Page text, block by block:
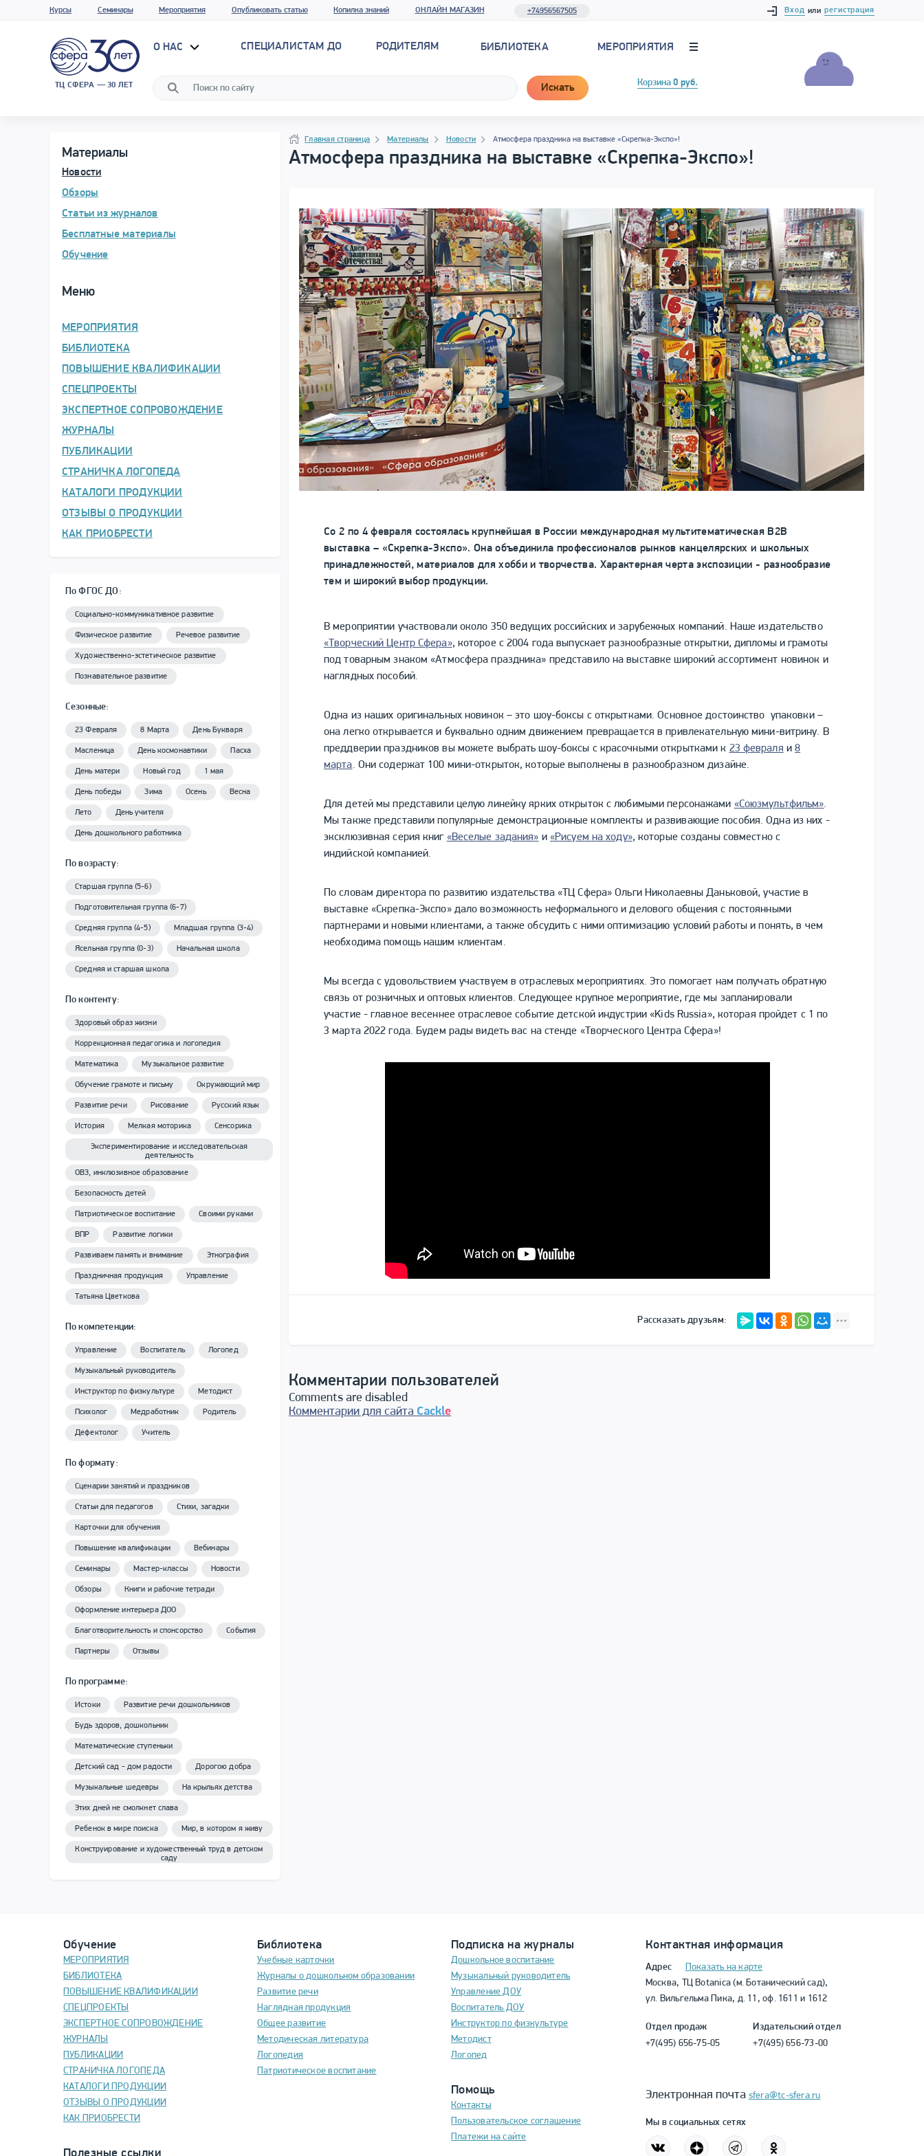
Курсы Семинары Мероприятия Опубликовать статью Копилка знаний ОНЛАЙН МАГАЗИН +74956567505 Вход или регистрация
ТЦ СФЕРА — 30 ЛЕТ
О НАС СПЕЦИАЛИСТАМ ДО РОДИТЕЛЯМ БИБЛИОТЕКА МЕРОПРИЯТИЯ
Искать Корзина 0 руб.
Материалы
Новости
Обзоры
Статьи из журналов
Бесплатные материалы
Обучение
Меню
МЕРОПРИЯТИЯ
БИБЛИОТЕКА
ПОВЫШЕНИЕ КВАЛИФИКАЦИИ
СПЕЦПРОЕКТЫ
ЭКСПЕРТНОЕ СОПРОВОЖДЕНИЕ
ЖУРНАЛЫ
ПУБЛИКАЦИИ
СТРАНИЧКА ЛОГОПЕДА
КАТАЛОГИ ПРОДУКЦИИ
ОТЗЫВЫ О ПРОДУКЦИИ
КАК ПРИОБРЕСТИ
По ФГОС ДО:
Социально-коммуникативное развитие
Физическое развитие Речевое развитие
Художественно-эстетическое развитие
Познавательное развитие
Сезонные:
23 Февраля 8 Марта День Букваря
Масленица День космонавтики Пасха
День матери Новый год 1 мая
День победы Зима Осень Весна
Лето День учителя
День дошкольного работника
По возрасту:
Старшая группа (5-6)
Подготовительная группа (6-7)
Средняя группа (4-5) Младшая группа (3-4)
Ясельная группа (0-3) Начальная школа
Средняя и старшая школа
По контенту:
Здоровый образ жизни
Коррекционная педагогика и логопедия
Математика Музыкальное развитие
Обучение грамоте и письму Окружающий мир
Развитие речи Рисование Русский язык
История Мелкая моторика Сенсорика
Экспериментирование и исследовательская
деятельность
ОВЗ, инклюзивное образование
Безопасность детей
Патриотическое воспитание Своими руками
ВПР Развитие логики
Развиваем память и внимание Этнография
Праздничная продукция Управление
Татьяна Цветкова
По компетенции:
Управление Воспитатель Логопед
Музыкальный руководитель
Инструктор по физкультуре Методист
Психолог Медработник Родитель
Дефектолог Учитель
По формату:
Сценарии занятий и праздников
Статьи для педагогов Стихи, загадки
Карточки для обучения
Повышение квалификации Вебинары
Семинары Мастер-классы Новости
Обзоры Книги и рабочие тетради
Оформление интерьера ДОО
Благотворительность и спонсорство События
Партнеры Отзывы
По программе:
Истоки Развитие речи дошкольников
Будь здоров, дошкольник
Математические ступеньки
Детский сад - дом радости Дорогою добра
Музыкальные шедевры На крыльях детства
Этих дней не смолкнет слава
Ребенок в мире поиска Мир, в котором я живу
Конструирование и художественный труд в детском
саду
Программа материала
Навигация
НавигацияГлавная страница Материалы Новости Атмосфера праздника на выставке «Скрепка-Экспо»!
Атмосфера праздника на выставке «Скрепка-Экспо»!
Со 2 по 4 февраля состоялась крупнейшая в России международная мультитематическая B2B
выставка – «Скрепка-Экспо». Она объединила профессионалов рынков канцелярских и школьных
принадлежностей, материалов для хобби и творчества. Характерная черта экспозиции - разнообразие
тем и широкий выбор продукции.
В мероприятии участвовали около 350 ведущих российских и зарубежных компаний. Наше издательство
«Творческий Центр Сфера», которое с 2004 года выпускает разнообразные открытки, дипломы и грамоты
под товарным знаком «Атмосфера праздника» представило на выставке широкий ассортимент новинок и
наглядных пособий.
Одна из наших оригинальных новинок – это шоу-боксы с открытками. Основное достоинство упаковки –
она легко открывается и буквально одним движением превращается в привлекательную мини-витрину. В
преддверии праздников вы можете выбрать шоу-боксы с красочными открытками к 23 февраля и 8
марта. Они содержат 100 мини-открыток, которые выполнены в разнообразном дизайне.
Для детей мы представили целую линейку ярких открыток с любимыми персонажами «Союзмультфильм».
Мы также представили популярные демонстрационные комплекты и развивающие пособия. Одна из них -
эксклюзивная серия книг «Веселые задания» и «Рисуем на ходу», которые созданы совместно с
индийской компанией.
По словам директора по развитию издательства «ТЦ Сфера» Ольги Николаевны Даньковой, участие в
выставке «Скрепка-Экспо» дало возможность неформального и делового общения с постоянными
партнерами и новыми клиентами, а также обсудить с ними оптимизацию условий работы и понять, в чем
необходима помощь нашим клиентам.
Мы всегда с удовольствием участвуем в отраслевых мероприятиях. Это помогает нам получать обратную
связь от розничных и оптовых клиентов. Следующее крупное мероприятие, где мы запланировали
участие - главное весеннее отраслевое событие детской индустрии «Kids Russia», которая пройдет с 1 по
3 марта 2022 года. Будем рады видеть вас на стенде «Творческого Центра Сфера»!
Рассказать друзьям:
Комментарии пользователей
Comments are disabled
Комментарии для сайта Cackle
Обучение
МЕРОПРИЯТИЯ
БИБЛИОТЕКА
ПОВЫШЕНИЕ КВАЛИФИКАЦИИ
СПЕЦПРОЕКТЫ
ЭКСПЕРТНОЕ СОПРОВОЖДЕНИЕ
ЖУРНАЛЫ
ПУБЛИКАЦИИ
СТРАНИЧКА ЛОГОПЕДА
КАТАЛОГИ ПРОДУКЦИИ
ОТЗЫВЫ О ПРОДУКЦИИ
КАК ПРИОБРЕСТИ
Библиотека
Учебные карточки
Журналы о дошкольном образовании
Развитие речи
Наглядная продукция
Общее развитие
Методическая литература
Логопедия
Патриотическое воспитание
Подписка на журналы
Дошкольное воспитание
Музыкальный руководитель
Управление ДОУ
Воспитатель ДОУ
Инструктор по физкультуре
Методист
Логопед
Помощь
Контакты
Пользовательское соглашение
Платежи на сайте
Контактная информация
Адрес
Показать на карте
Москва, ТЦ Botanica (м. Ботанический сад),
ул. Вильгельма Пика, д. 11, оф. 1611 и 1612
Отдел продаж
+7(495) 656-75-05
Издательский отдел
+7(495) 656-73-00
Электронная почта sfera@tc-sfera.ru
Мы в социальных сетях